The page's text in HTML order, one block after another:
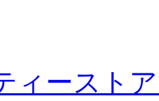
ィースト